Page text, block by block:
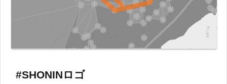
#SHONINロゴ